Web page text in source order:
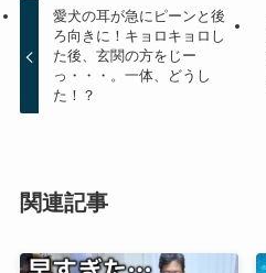
愛犬の耳が急にピーンと後
ろ向きに！キョロキョロし
た後、玄関の方をじー
っ・・・。一体、どうし
た！？
関連記事